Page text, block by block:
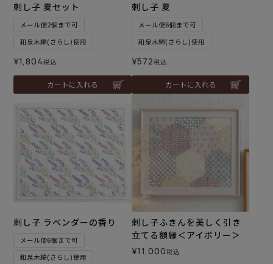
刺し子 夏セット
メール便2個まで可
和泉木綿(さらし)使用
¥1,804税込
カートに入れる
刺し子 夏
メール便6個まで可
和泉木綿(さらし)使用
¥572税込
カートに入れる
刺し子 ラベンダーの香り
メール便6個まで可
和泉木綿(さらし)使用
刺し子ふきんを美しく引き
立てる額縁＜アイボリー＞
¥11,000税込